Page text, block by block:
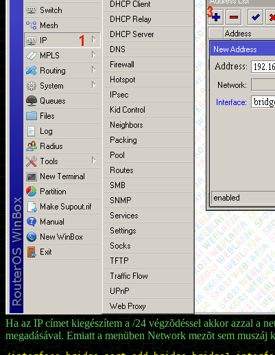
Ha az IP címet kiegészítem a /24 végzõdéssel akkor azzal a
megadásával. Emiatt a menüben Network mezõt sem